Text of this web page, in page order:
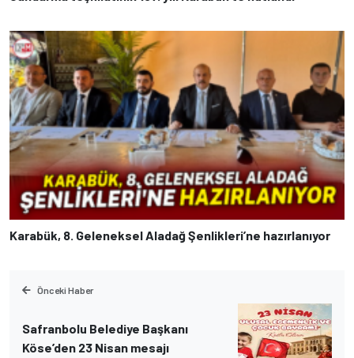
Karabük, 8. Geleneksel Aladağ Şenlikleri’ne hazırlanıyor
Önceki Haber
Safranbolu Belediye Başkanı
Köse’den 23 Nisan mesajı